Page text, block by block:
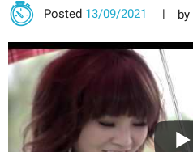
Posted 13/09/2021 by